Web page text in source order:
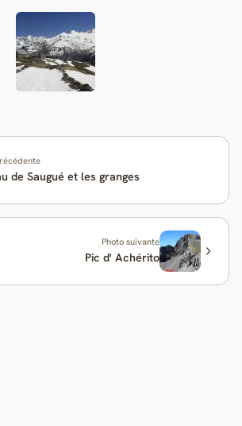
de Saugué et les granges
Photo suivante
Pic d' Achérito